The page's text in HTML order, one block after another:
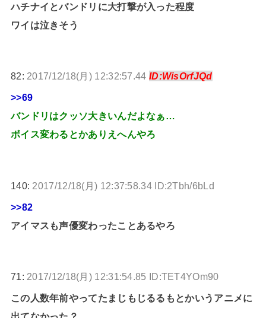
ハチナイとバンドリに大打撃が入った程度
ワイは泣きそう
82: 2017/12/18(月) 12:32:57.44 ID:WisOrfJQd
>>69
バンドリはクッソ大きいんだよなぁ…
ボイス変わるとかありえへんやろ
140: 2017/12/18(月) 12:37:58.34 ID:2Tbh/6bLd
>>82
アイマスも声優変わったことあるやろ
71: 2017/12/18(月) 12:31:54.85 ID:TET4YOm90
この人数年前やってたまじもじるるもとかいうアニメに